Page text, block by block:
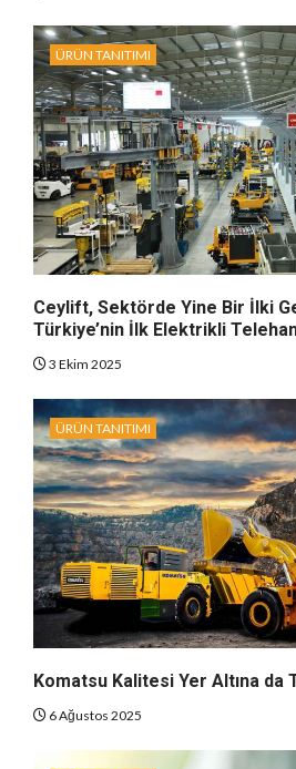
ÜRÜN TANITIMI
Ceylift, Sektörde Yine Bir İlki
Türkiye’nin İlk Elektrikli
3 Ekim 2025
ÜRÜN TANITIMI
Komatsu Kalitesi Yer Altına da
6 Ağustos 2025